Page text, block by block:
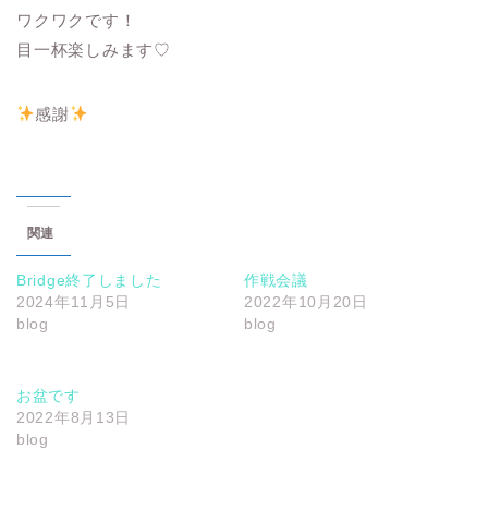
ワクワクです！
目一杯楽しみます♡
感謝
関連
Bridge終了しました
2024年11月5日
blog
作戦会議
2022年10月20日
blog
お盆です
2022年8月13日
blog